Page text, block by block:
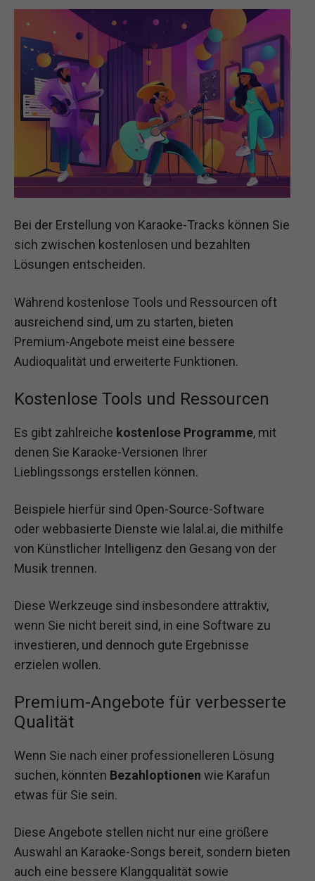
Bei der Erstellung von Karaoke-Tracks können Sie
sich zwischen kostenlosen und bezahlten
Lösungen entscheiden.
Während kostenlose Tools und Ressourcen oft
ausreichend sind, um zu starten, bieten
Premium-Angebote meist eine bessere
Audioqualität und erweiterte Funktionen.
Kostenlose Tools und Ressourcen
Es gibt zahlreiche kostenlose Programme, mit
denen Sie Karaoke-Versionen Ihrer
Lieblingssongs erstellen können.
Beispiele hierfür sind Open-Source-Software
oder webbasierte Dienste wie lalal.ai, die mithilfe
von Künstlicher Intelligenz den Gesang von der
Musik trennen.
Diese Werkzeuge sind insbesondere attraktiv,
wenn Sie nicht bereit sind, in eine Software zu
investieren, und dennoch gute Ergebnisse
erzielen wollen.
Premium-Angebote für verbesserte
Qualität
Wenn Sie nach einer professionelleren Lösung
suchen, könnten Bezahloptionen wie Karafun
etwas für Sie sein.
Diese Angebote stellen nicht nur eine größere
Auswahl an Karaoke-Songs bereit, sondern bieten
auch eine bessere Klangqualität sowie